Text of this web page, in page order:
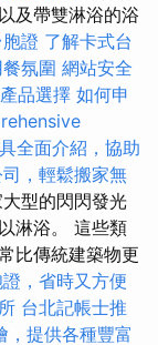
及帶雙淋浴的浴
證 了解卡式台
氛圍 網站安全
品選擇 如何申
全面介紹，協助
，輕鬆搬家無
型的閃閃發光
淋浴。 這些類
比傳統建築物更
，省時又方便
台北記帳士推
，提供各種豐富